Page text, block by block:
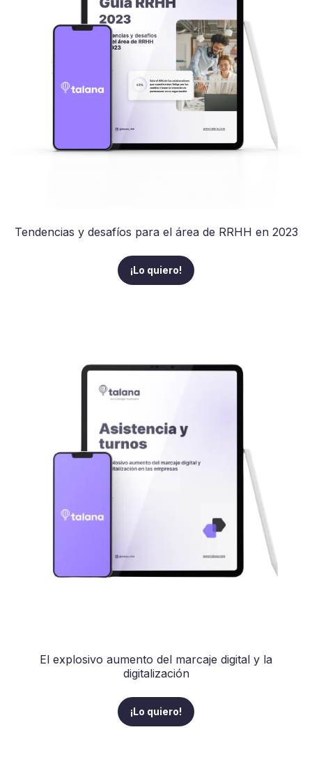
Tendencias y desafíos para el área de RRHH en 2023
¡Lo quiero!
El explosivo aumento del marcaje digital y la
digitalización
¡Lo quiero!